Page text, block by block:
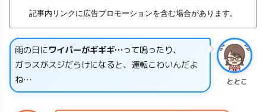
記事内リンクに広告プロモーションを含む場合があります。
ととこ
雨の日にワイパーがギギギ…って鳴ったり、
ガラスがスジだらけになると、運転こわいんだよ
ね…